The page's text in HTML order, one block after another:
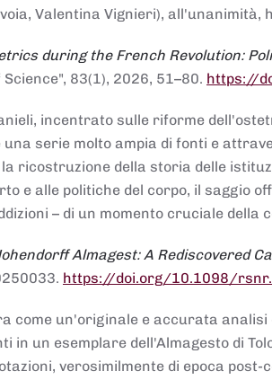
Valentina Vignieri), all'unanimità,
during the French Revolution:
83(1), 2026, 51–80. https://
incentrato sulle riforme
serie molto ampia di fonti e
ricostruzione della storia delle
e alle politiche del corpo, il saggio
– di un momento cruciale
Almagest: A Rediscovered
https://doi.org/10.1098/
come un'originale e accurata
in un esemplare dell'Almagesto di
verosimilmente di epoca